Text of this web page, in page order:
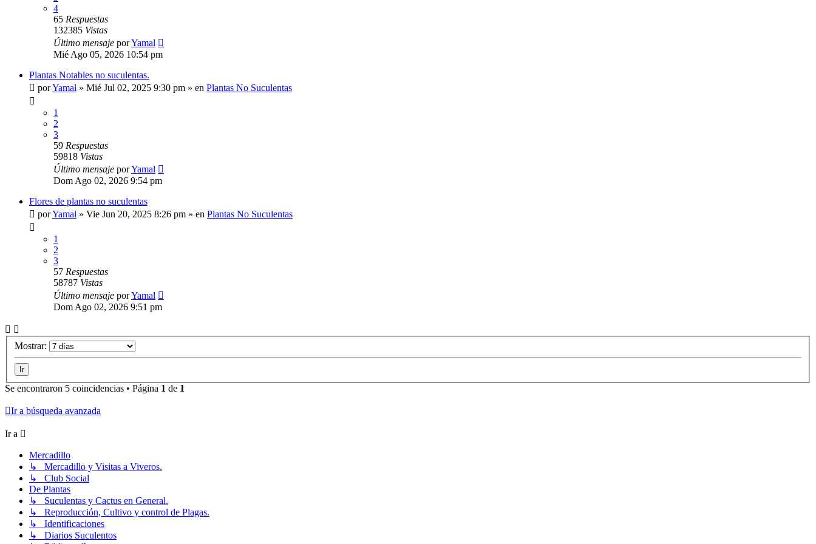
4
65 Respuestas
132385 Vistas
Último mensaje porYamal
Mié Ago 05, 2026 10:54 pm
Plantas Notables no suculentas.
porYamal » Mié Jul 02, 2025 9:30 pm » en Plantas No Suculentas
1
2
3
59 Respuestas
59818 Vistas
Último mensaje porYamal
Dom Ago 02, 2026 9:54 pm
Flores de plantas no suculentas
porYamal » Vie Jun 20, 2025 8:26 pm » en Plantas No Suculentas
1
2
3
57 Respuestas
58787 Vistas
Último mensaje porYamal
Dom Ago 02, 2026 9:51 pm
Mostrar:
Se encontraron 5 coincidencias • Página 1 de 1
Ir a búsqueda avanzada
Ir a
Mercadillo
↳ Mercadillo y Visitas a Viveros.
↳ Club Social
De Plantas
↳ Suculentas y Cactus en General.
↳ Reproducción, Cultivo y control de Plagas.
↳ Identificaciones
↳ Diarios Suculentos